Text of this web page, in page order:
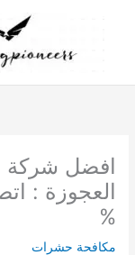
افضل شركة
%
مكافحة حشرات